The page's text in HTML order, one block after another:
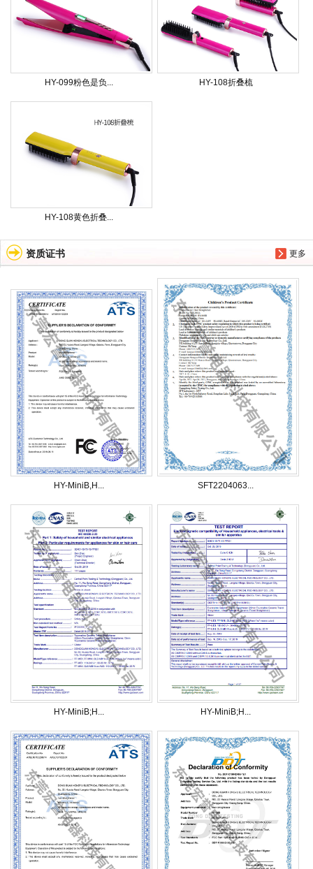
HY-099粉色是负... HY-108折叠梳
HY-108黄色折叠...
更多
资质证书
HY-MiniB,H... SFT2204063...
HY-MiniB;H... HY-MiniB;H...